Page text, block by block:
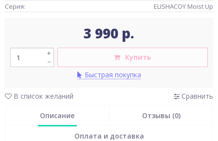
Серия:
ELISHACOY Moist Up
3 990 р.
–
+
Купить
Быстрая покупка
В список желаний Сравнить
Описание Отзывы (0)
Оплата и доставка